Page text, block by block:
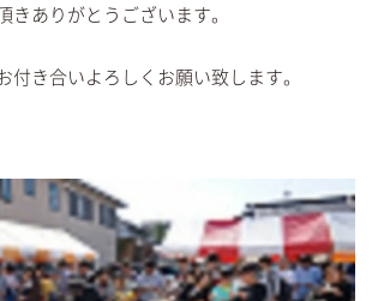
きありがとうございます。
付き合いよろしくお願い致します。